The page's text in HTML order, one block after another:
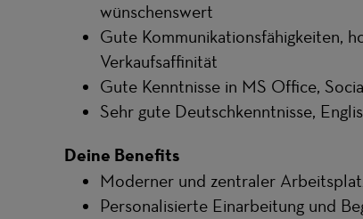
wünschenswert
Gute Kommunikationsfähigkeiten,
Verkaufsaffinität
Gute Kenntnisse in MS Office,
Sehr gute Deutschkenntnisse,
Deine Benefits
Moderner und zentraler
Personalisierte Einarbeitung und